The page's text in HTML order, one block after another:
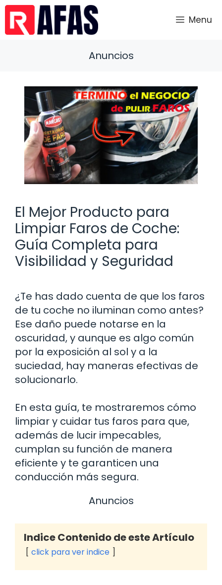
Saltar
contenido
Menu
Anuncios
El Mejor Producto para
Limpiar Faros de Coche:
Guía Completa para
Visibilidad y Seguridad
¿Te has dado cuenta de que los faros
de tu coche no iluminan como antes?
Ese daño puede notarse en la
oscuridad, y aunque es algo común
por la exposición al sol y a la
suciedad, hay maneras efectivas de
solucionarlo.
En esta guía, te mostraremos cómo
limpiar y cuidar tus faros para que,
además de lucir impecables,
cumplan su función de manera
eficiente y te garanticen una
conducción más segura.
Anuncios
Indice Contenido de este Artículo
click para ver indice